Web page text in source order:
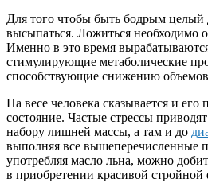
Для того чтобы быть бодрым
высыпаться. Ложиться необходимо
Именно в это время
стимулирующие метаболические
способствующие снижению
На весе человека сказывается и его
состояние. Частые стрессы
набору лишней массы, а там и до
выполняя все вышеперечисленные
употребляя масло льна, можно
в приобретении красивой